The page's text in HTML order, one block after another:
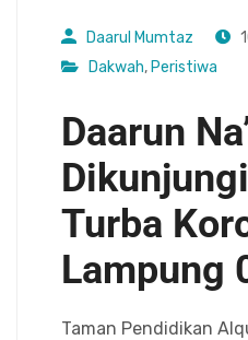
Daarul Mumtaz
Dakwah, Peristiwa
Daarun
Turba
Lampung
Taman Pendidikan